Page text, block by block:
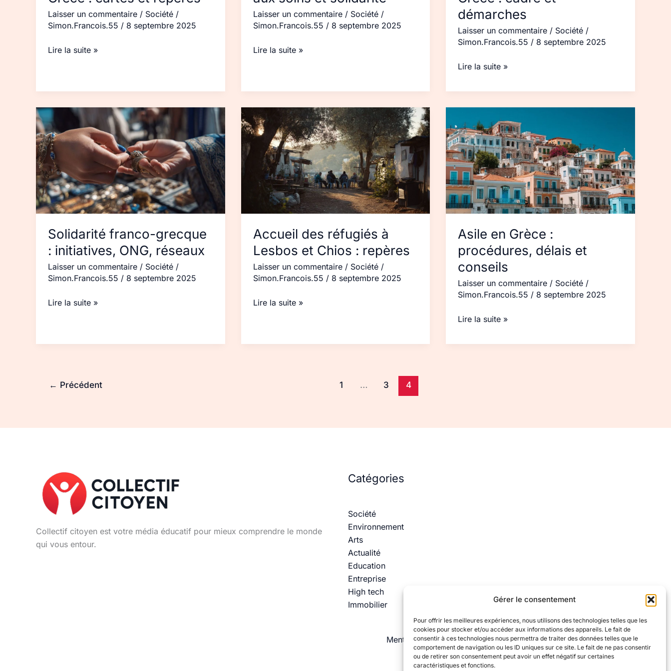
Gérer le consentement
Pour offrir les meilleures expériences, nous utilisons des technologies telles que les
cookies pour stocker et/ou accéder aux informations des appareils. Le fait de
consentir à ces technologies nous permettra de traiter des données telles que le
comportement de navigation ou les ID uniques sur ce site. Le fait de ne pas consentir
ou de retirer son consentement peut avoir un effet négatif sur certaines
caractéristiques et fonctions.
Laisser un commentaire / Société /
Simon.Francois.55 / 8 septembre 2025
Lire la suite »
Laisser un commentaire / Société/
Simon.Francois.55 / 8 septembre 2025
Lire la suite »
démarches
Laisser un commentaire / Société /
Simon.Francois.55 / 8 septembre 2025
Lire la suite »
Solidarité franco-grecque
: initiatives, ONG, réseaux
Laisser un commentaire / Société /
Simon.Francois.55 / 8 septembre 2025
Solidarité
franco-
grecque
initiatives,
ONG,
réseaux
Lire la suite »
Accueil des réfugiés à
Lesbos et Chios : repères
Laisser un commentaire / Société/
Simon.Francois.55 / 8 septembre 2025
Accueil
des
réfugiés
Lesbos
Chios
repères
Lire la suite »
Asile en Grèce :
procédures, délais et
conseils
Laisser un commentaire / Société /
Simon.Francois.55 / 8 septembre 2025
en
Grèce
:
procédures,
délais
et
conseils
Lire la suite »
← Précédent 1 … 3 4
Collectif citoyen est votre média éducatif pour mieux comprendre le monde
qui vous entour.
Catégories
Société
Environnement
Arts
Actualité
Education
Entreprise
High tech
Immobilier
Mentions légales–Politique de confidentialité–Contact